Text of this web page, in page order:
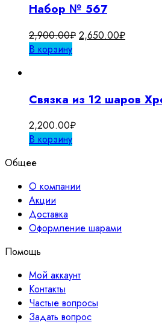
Набор № 567
2,900.00₽ Первоначальная
2,650.00₽Текущая
В корзину
Связка из 12 шаров
2,200.00₽
В корзину
Общее
О компании
Акции
Доставка
Оформление шарами
Помощь
Мой аккаунт
Контакты
Частые вопросы
Задать вопрос